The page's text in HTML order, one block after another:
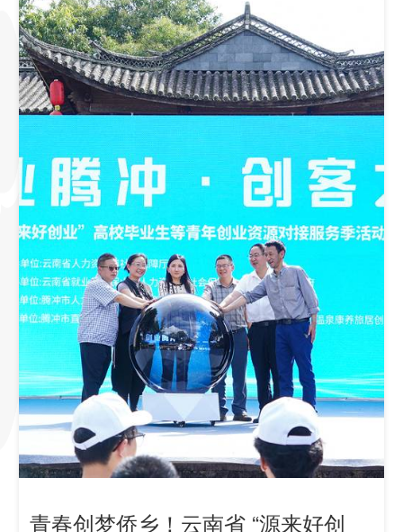
青春创梦侨乡！云南省 “源来好创